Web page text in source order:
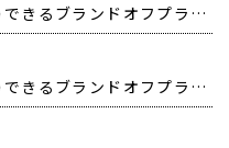
【最大90％OFF‼️兵庫県で行列のできるブランドオフプライス POPUP開催❗️】
【最大90％OFF‼️石川県で行列のできるブランドオフプライス POPUP開催❗️】